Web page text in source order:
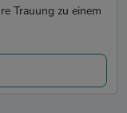
Trauung zu einem